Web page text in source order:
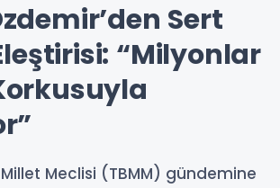
Sert
“Milyonlar
Meclisi (TBMM) gündemine